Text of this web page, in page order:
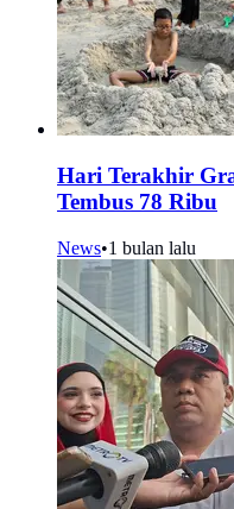
Hari Terakhir
Tembus 78 Ribu
News•1 bulan lalu